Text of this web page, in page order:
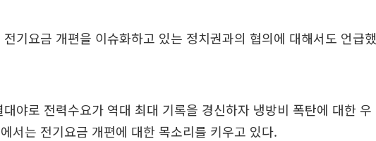
기요금 개편을 이슈화하고 있는 정치권과의 협의에 대해서도 언급했
야로 전력수요가 역대 최대 기록을 경신하자 냉방비 폭탄에 대한 우
서는 전기요금 개편에 대한 목소리를 키우고 있다.